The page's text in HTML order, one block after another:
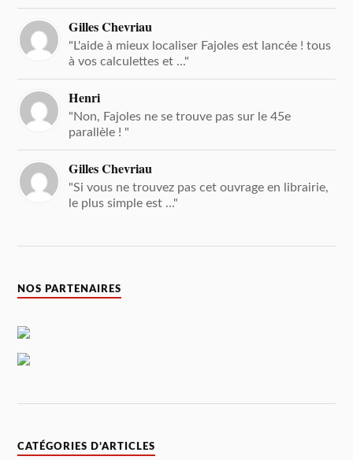
Gilles Chevriau
"L'aide à mieux localiser Fajoles est lancée ! tous
à vos calculettes et ..."
Henri
"Non, Fajoles ne se trouve pas sur le 45e
parallèle ! "
Gilles Chevriau
"Si vous ne trouvez pas cet ouvrage en librairie,
le plus simple est ..."
NOS PARTENAIRES
CATÉGORIES D’ARTICLES